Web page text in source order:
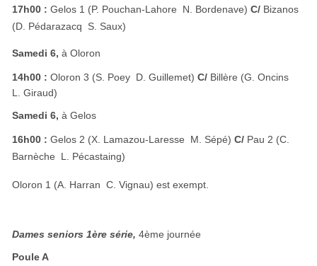
17h00 : Gelos 1 (P. Pouchan-Lahore  N. Bordenave) C/ Bizanos
(D. Pédarazacq  S. Saux)
Samedi 6,à Oloron
14h00 :Oloron 3 (S. Poey  D. Guillemet)C/ Billère (G. Oncins 
L. Giraud)
Samedi 6,à Gelos
16h00 :Gelos 2 (X. Lamazou-Laresse  M. Sépé)C/ Pau 2 (C.
Barnèche  L. Pécastaing)
Oloron 1 (A. Harran  C. Vignau) est exempt.
Dames seniors 1ère série, 4ème journée
Poule A